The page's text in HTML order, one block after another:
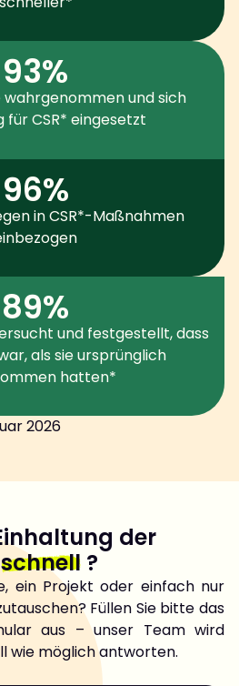
93%
wahrgenommen und sich
für CSR* eingesetzt
96%
in CSR*-Maßnahmen
89%
und festgestellt, dass
als sie ursprünglich
hatten*
2026
der
schnell ?
ein Projekt oder einfach nur
Füllen Sie bitte das
aus – unser Team wird
wie möglich antworten.